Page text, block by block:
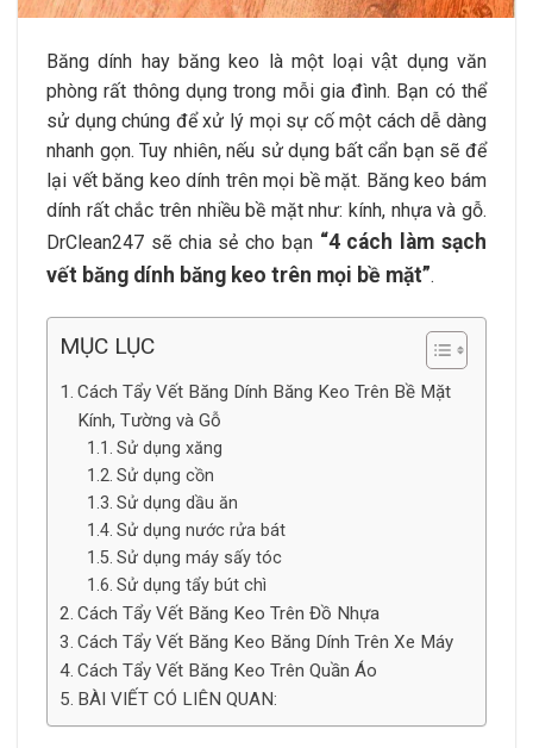
Băng dính hay băng keo là một loại vật dụng văn
phòng rất thông dụng trong mỗi gia đình. Bạn có thể
sử dụng chúng để xử lý mọi sự cố một cách dễ dàng
nhanh gọn. Tuy nhiên, nếu sử dụng bất cẩn bạn sẽ để
lại vết băng keo dính trên mọi bề mặt. Băng keo bám
dính rất chắc trên nhiều bề mặt như: kính, nhựa và gỗ.
DrClean247 sẽ chia sẻ cho bạn “4 cách làm sạch
vết băng dính băng keo trên mọi bề mặt”.
MỤC LỤC
Cách Tẩy Vết Băng Dính Băng Keo Trên Bề Mặt
Kính, Tường và Gỗ
Sử dụng xăng
Sử dụng cồn
Sử dụng dầu ăn
Sử dụng nước rửa bát
Sử dụng máy sấy tóc
Sử dụng tẩy bút chì
Cách Tẩy Vết Băng Keo Trên Đồ Nhựa
Cách Tẩy Vết Băng Keo Băng Dính Trên Xe Máy
Cách Tẩy Vết Băng Keo Trên Quần Áo
BÀI VIẾT CÓ LIÊN QUAN: